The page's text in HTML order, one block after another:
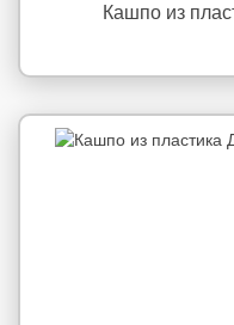
Кашпо из